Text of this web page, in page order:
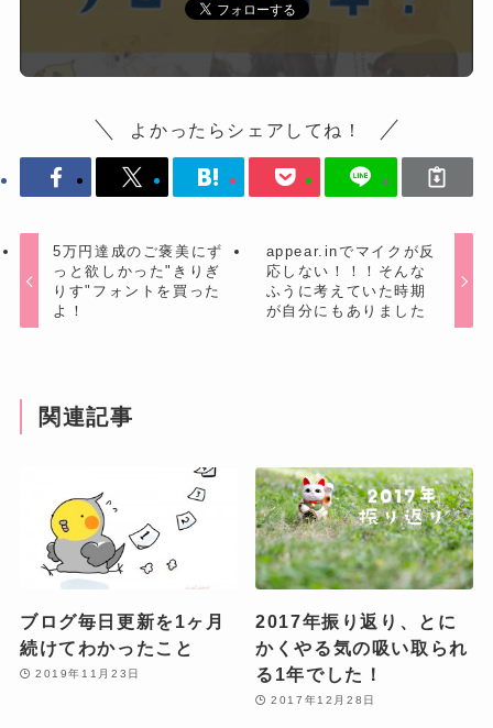
よかったらシェアしてね！
5万円達成のご褒美にず
っと欲しかった"きりぎ
りす"フォントを買った
よ！
appear.inでマイクが反
応しない！！！そんな
ふうに考えていた時期
が自分にもありました
関連記事
ブログ毎日更新を1ヶ月
続けてわかったこと
2019年11月23日
2017年振り返り、とに
かくやる気の吸い取られ
る1年でした！
2017年12月28日